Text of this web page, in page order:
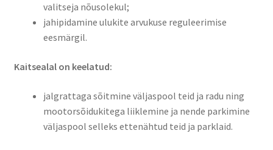
valitseja nõusolekul;
jahipidamine ulukite arvukuse reguleerimise
eesmärgil.
Kaitsealal on keelatud:
jalgrattaga sõitmine väljaspool teid ja radu ning
mootorsõidukitega liiklemine ja nende parkimine
väljaspool selleks ettenähtud teid ja parklaid.